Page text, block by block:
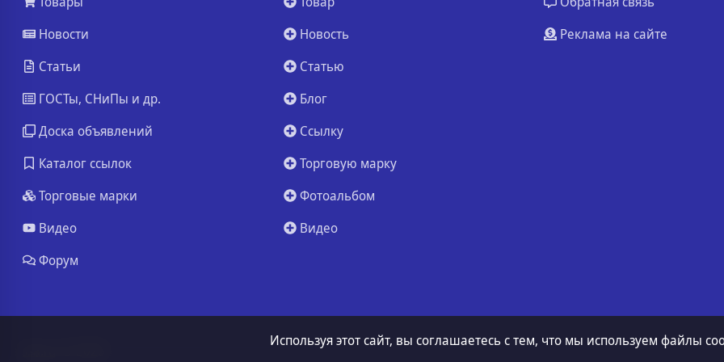
Новости
Статьи
ГОСТы, СНиПы и др.
Доска объявлений
Каталог ссылок
Торговые марки
Видео
Форум
Новость
Статью
Блог
Ссылку
Торговую марку
Фотоальбом
Видео
Реклама на сайте
Используя этот сайт, вы соглашаетесь с тем, что мы используем файлы